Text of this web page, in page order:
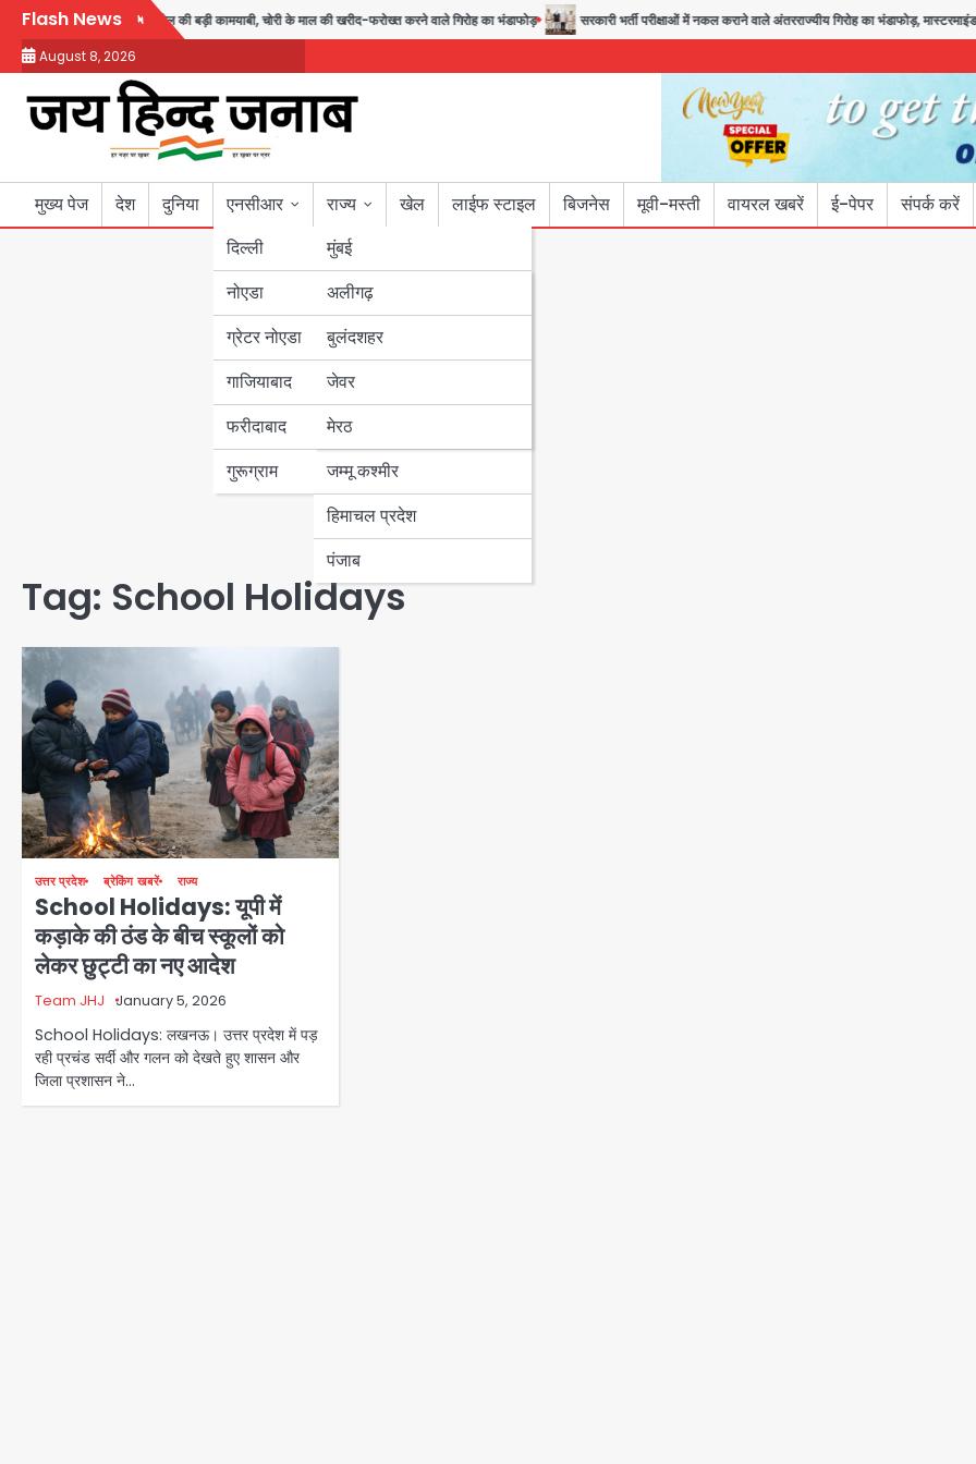
Skip
content
Flash News
बैठक एंटी-बर्गलरी सेल की बड़ी कामयाबी, चोरी के माल की खरीद-फरोख्त करने वाले गिरोह का भंडाफोड़ सरकारी भर्ती परीक्षाओं में नकल कराने वाले अंतरराज्यीय गिरोह का भंडाफोड़, मास्टरमाइंड
August 8, 2026
मुख्य पेज देश दुनिया
एनसीआर
दिल्ली
नोएडा
ग्रेटर नोएडा
गाजियाबाद
फरीदाबाद
गुरूग्राम
राज्य
मुंबई
उत्तर प्रदेश
अलीगढ़
बुलंदशहर
जेवर
मेरठ
बिहार
पंजाब
हरियाणा
जम्मू कश्मीर
हिमाचल प्रदेश
पंजाब
खेल लाईफ स्टाइल बिजनेस मूवी-मस्ती वायरल खबरें ई-पेपर संपर्क करें
Tag: School Holidays
उत्तर प्रदेश ब्रेकिंग खबरें राज्य
School Holidays: यूपी में
कड़ाके की ठंड के बीच स्कूलों को
लेकर छुट्टी का नए आदेश
Team JHJ January 5, 2026
School Holidays: लखनऊ। उत्तर प्रदेश में पड़
रही प्रचंड सर्दी और गलन को देखते हुए शासन और
जिला प्रशासन ने…